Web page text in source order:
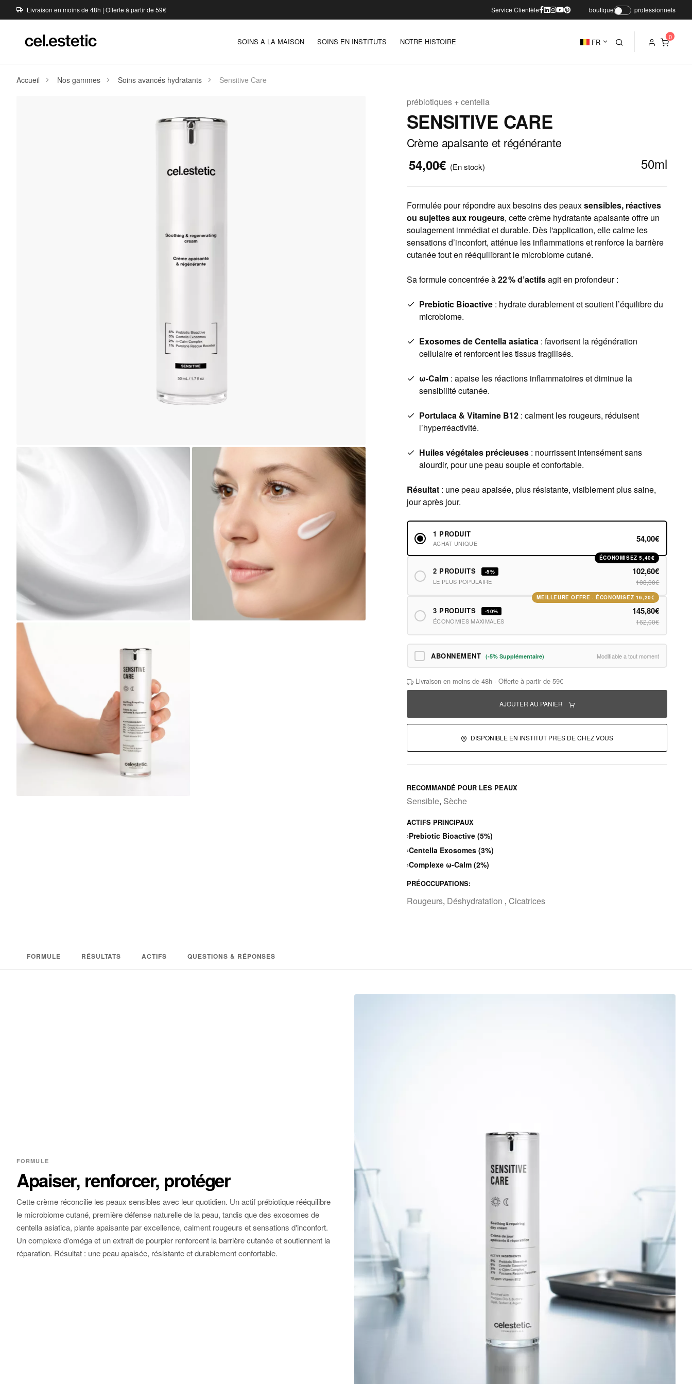
Livraison en moins de 48h | Offerte à partir de 59€ Service Clientèle boutique professionnels
SOINS A LA MAISON SOINS EN INSTITUTS NOTRE HISTOIRE FR
Accueil Nos gammes Soins avancés hydratants Sensitive Care
prébiotiques + centella
SENSITIVE CARE
Crème apaisante et régénérante
54,00€ 50ml
(En stock)
Formulée pour répondre aux besoins des peauxsensibles, réactives
ou sujettes aux rougeurs, cette crème hydratante apaisante offre un
soulagement immédiat et durable. Dès l'application, elle calme les
sensations d’inconfort, atténue les inflammations et renforce la barrière
cutanée tout en rééquilibrant le microbiome cutané.
Sa formule concentrée à22 % d’actifsagit en profondeur :
Prebiotic Bioactive: hydrate durablement et soutient l’équilibre du
microbiome.
Exosomes de Centella asiatica: favorisent la régénération
cellulaire et renforcent les tissus fragilisés.
ω-Calm: apaise les réactions inflammatoires et diminue la
sensibilité cutanée.
Portulaca & Vitamine B12: calment les rougeurs, réduisent
l’hyperréactivité.
Huiles végétales précieuses: nourrissent intensément sans
alourdir, pour une peau souple et confortable.
Résultat: une peau apaisée, plus résistante, visiblement plus saine,
jour après jour.
1 PRODUIT
ACHAT UNIQUE 54,00€
ÉCONOMISEZ 5,40€
2 PRODUITS -5%
LE PLUS POPULAIRE
102,60€
108,00€
MEILLEURE OFFRE · ÉCONOMISEZ 16,20€
3 PRODUITS -10%
ÉCONOMIES MAXIMALES
145,80€
162,00€
ABONNEMENT (-5% Supplémentaire) Modifiable a tout moment
Livraison en moins de 48h · Offerte à partir de 59€
AJOUTER AU PANIER
DISPONIBLE EN INSTITUT PRÈS DE CHEZ VOUS
RECOMMANDÉ POUR LES PEAUX
Sensible, Sèche
ACTIFS PRINCIPAUX
›Prebiotic Bioactive (5%)
›Centella Exosomes (3%)
›Complexe ω-Calm (2%)
PRÉOCCUPATIONS:
Rougeurs, Déshydratation , Cicatrices
FORMULE RÉSULTATS ACTIFS QUESTIONS & RÉPONSES
FORMULE
Apaiser, renforcer, protéger
Cette crème réconcilie les peaux sensibles avec leur quotidien. Un actif prébiotique rééquilibre
le microbiome cutané, première défense naturelle de la peau, tandis que des exosomes de
centella asiatica, plante apaisante par excellence, calment rougeurs et sensations d'inconfort.
Un complexe d'oméga et un extrait de pourpier renforcent la barrière cutanée et soutiennent la
réparation. Résultat : une peau apaisée, résistante et durablement confortable.